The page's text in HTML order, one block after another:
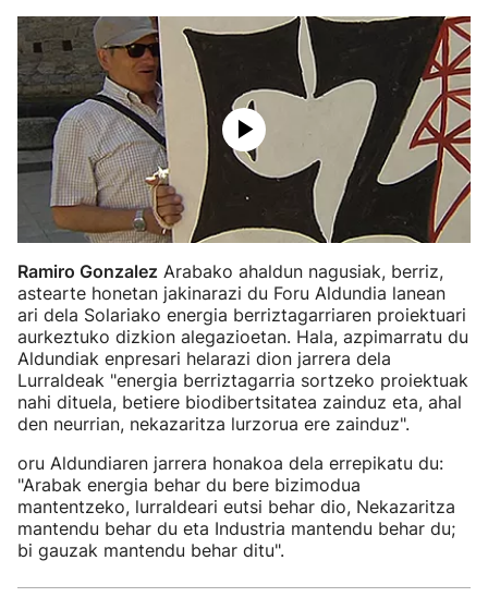
Ramiro Gonzalez Arabako ahaldun nagusiak, berriz,
astearte honetan jakinarazi du Foru Aldundia lanean
ari dela Solariako energia berriztagarriaren proiektuari
aurkeztuko dizkion alegazioetan. Hala, azpimarratu du
Aldundiak enpresari helarazi dion jarrera dela
Lurraldeak "energia berriztagarria sortzeko proiektuak
nahi dituela, betiere biodibertsitatea zainduz eta, ahal
den neurrian, nekazaritza lurzorua ere zainduz".
oru Aldundiaren jarrera honakoa dela errepikatu du:
"Arabak energia behar du bere bizimodua
mantentzeko, lurraldeari eutsi behar dio, Nekazaritza
mantendu behar du eta Industria mantendu behar du;
bi gauzak mantendu behar ditu".